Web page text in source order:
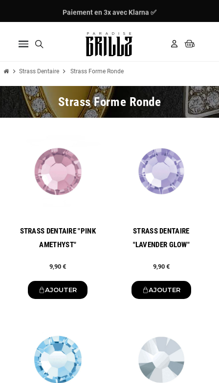
Paiement en 3x avec Klarna ✅
chevron_right Strass Dentaire chevron_right Strass Forme Ronde
Strass Forme Ronde
STRASS DENTAIRE "PINK
AMETHYST"
9,90 €
AJOUTER
STRASS DENTAIRE
"LAVENDER GLOW"
9,90 €
AJOUTER